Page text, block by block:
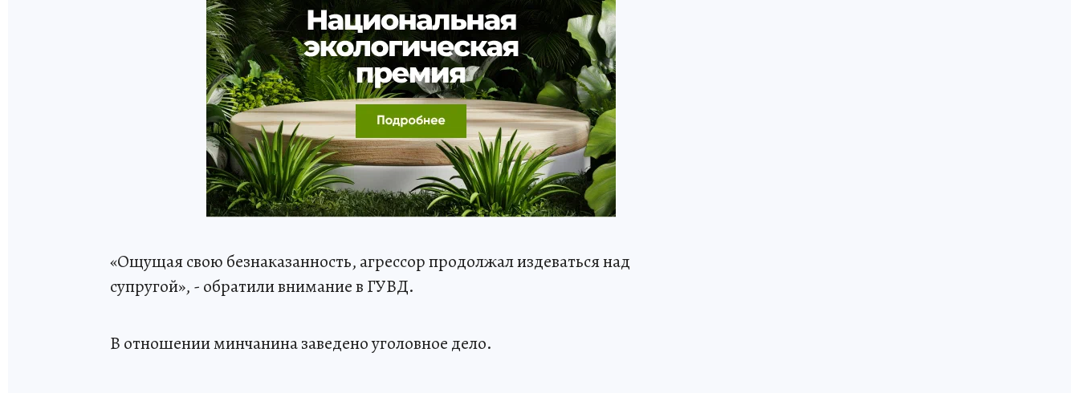
«Ощущая свою безнаказанность, агрессор продолжал издеваться над
супругой», - обратили внимание в ГУВД.
В отношении минчанина заведено уголовное дело.